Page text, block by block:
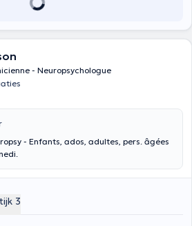
- Neuropsychologue
- Enfants, ados, adultes, pers. âgées
3